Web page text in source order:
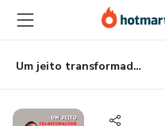
para
conteúdo
principal
para
pagamento
para
rodapé
Um jeito transformador de Aprender e Ensinar